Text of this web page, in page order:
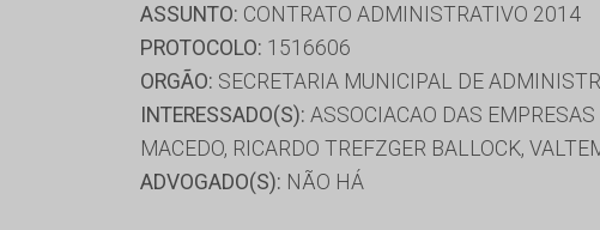
ASSUNTO: CONTRATO ADMINISTRATIVO 2014
PROTOCOLO: 1516606
ORGÃO: SECRETARIA MUNICIPAL DE
INTERESSADO(S): ASSOCIACAO DAS
MACEDO, RICARDO TREFZGER BALLOCK,
ADVOGADO(S): NÃO HÁ